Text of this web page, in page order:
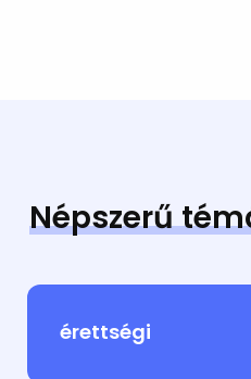
Népszerű
érettségi